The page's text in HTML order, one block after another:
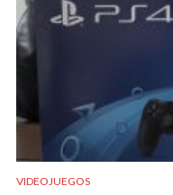
VIDEOJUEGOS